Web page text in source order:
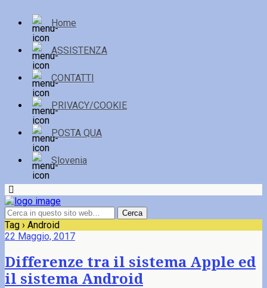
Home
ASSISTENZA
CONTATTI
PRIVACY/COOKIE
POSTA QUA
Slovenia
Tag › Android
22 Maggio, 2017
Differenze tra il sistema Apple ed
il sistema Android